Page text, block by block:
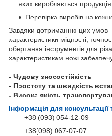
яких виробляється продукція
Перевірка виробів на
Завдяки дотриманню цих умов
характеристики міцності,
обертання інструментів для
характеристикам ножі
- Чудову зносостійкість
- Простоту та швидкість
- Висока якість
Інформація для
+38 (093) 054-12-09
+38(098) 067-07-07